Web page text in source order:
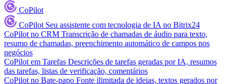
CoPilot
CoPilot Seu assistente com tecnologia de IA no Bitrix24
CoPilot no CRM Transcrição de chamadas de áudio para texto,
resumo de chamadas, preenchimento automático de campos nos
negócios
CoPilot em Tarefas Descrições de tarefas geradas por IA, resumos
das tarefas, listas de verificação, comentários
CoPilot no Bate-papo Fonte ilimitada de ideias, textos gerados por